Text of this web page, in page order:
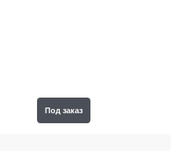
Под заказ